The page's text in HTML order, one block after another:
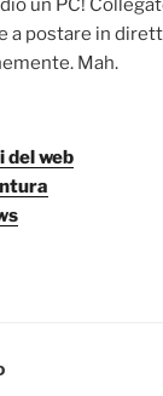
un PC!
a postare in
Mah.
web